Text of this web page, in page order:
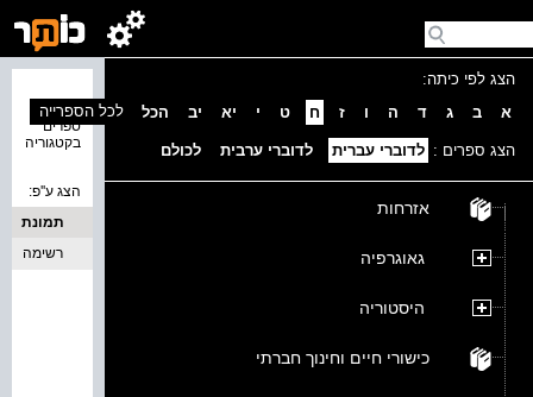
הצג לפי כיתה:
א
ב ג ד ה ו ז ח ט י יא יב הכל
הצג ספרים : לדוברי עברית לדוברי ערבית לכולם
אזרחות
גאוגרפיה
היסטוריה
כישורי חיים וחינוך חברתי
ספרים
בקטגוריה
לכל הספרייה
הצג ע''פ:
תמונת
כריכה
רשימה